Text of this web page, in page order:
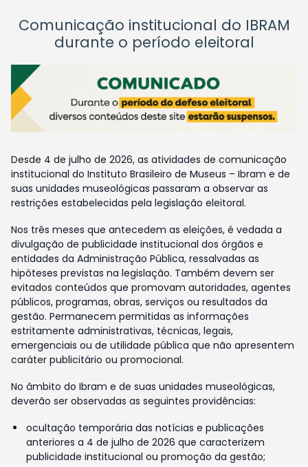
Comunicação institucional do IBRAM
durante o período eleitoral
Desde 4 de julho de 2026, as atividades de comunicação
institucional do Instituto Brasileiro de Museus – Ibram e de
suas unidades museológicas passaram a observar as
restrições estabelecidas pela legislação eleitoral.
Nos três meses que antecedem as eleições, é vedada a
divulgação de publicidade institucional dos órgãos e
entidades da Administração Pública, ressalvadas as
hipóteses previstas na legislação. Também devem ser
evitados conteúdos que promovam autoridades, agentes
públicos, programas, obras, serviços ou resultados da
gestão. Permanecem permitidas as informações
estritamente administrativas, técnicas, legais,
emergenciais ou de utilidade pública que não apresentem
caráter publicitário ou promocional.
No âmbito do Ibram e de suas unidades museológicas,
deverão ser observadas as seguintes providências:
ocultação temporária das notícias e publicações
anteriores a 4 de julho de 2026 que caracterizem
publicidade institucional ou promoção da gestão;